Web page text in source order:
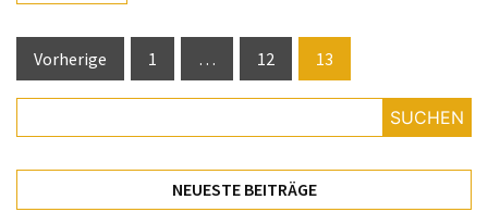
Seitennummerierung
der
Beiträge
Vorherige 1 … 12 13
SUCHEN
NEUESTE BEITRÄGE